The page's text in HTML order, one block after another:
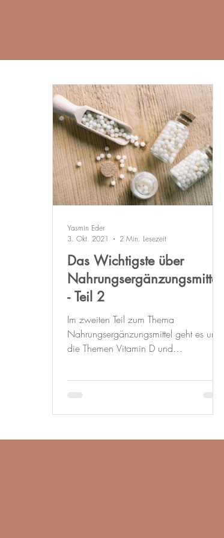
Das Wichtigste über
Nahrungsergänzungsmittel
- Teil 2
Im zweiten Teil zum Thema
Nahrungsergänzungsmittel geht es um
die Themen Vitamin D und
Zeitressourcen.
Yasmin Eder
3. Okt. 2021
2 Min. Lesezeit